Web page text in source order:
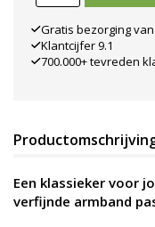
Gratis bezorging
Klantcijfer 9.1
700.000+ tevreden
Een klassieker voor
verfijnde armband